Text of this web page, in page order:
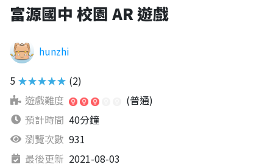
富源國中 校園 AR 遊戲
hunzhi
5 ★★★★★ (2)
遊戲難度
(普通)
預計時間 40分鐘
瀏覽次數 931
最後更新 2021-08-03